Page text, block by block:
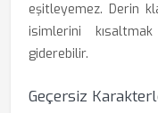
eşitleyemez. Derin
isimlerini
giderebilir.
Geçersiz